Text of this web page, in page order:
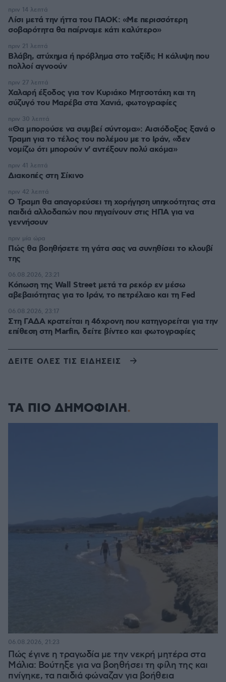
Λίσι μετά την ήττα του ΠΑΟΚ: «Με περισσότερη
σοβαρότητα θα παίρναμε κάτι καλύτερο»
πριν 14 λεπτά
Βλάβη, ατύχημα ή πρόβλημα στο ταξίδι; Η κάλυψη που
πολλοί αγνοούν
πριν 21 λεπτά
Χαλαρή έξοδος για τον Κυριάκο Μητσοτάκη και τη
σύζυγό του Μαρέβα στα Χανιά, φωτογραφίες
πριν 27 λεπτά
«Θα μπορούσε να συμβεί σύντομα»: Αισιόδοξος ξανά ο
Τραμπ για το τέλος του πολέμου με το Ιράν, «δεν
νομίζω ότι μπορούν ν' αντέξουν πολύ ακόμα»
πριν 30 λεπτά
Διακοπές στη Σίκινο
πριν 41 λεπτά
Ο Τραμπ θα απαγορεύσει τη χορήγηση υπηκοότητας στα
παιδιά αλλοδαπών που πηγαίνουν στις ΗΠΑ για να
γεννήσουν
πριν 42 λεπτά
Πώς θα βοηθήσετε τη γάτα σας να συνηθίσει το κλουβί
της
πριν μία ώρα
Κόπωση της Wall Street μετά τα ρεκόρ εν μέσω
αβεβαιότητας για το Ιράν, το πετρέλαιο και τη Fed
06.08.2026, 23:21
Στη ΓΑΔΑ κρατείται η 46χρονη που κατηγορείται για την
επίθεση στη Marfin, δείτε βίντεο και φωτογραφίες
06.08.2026, 23:17
ΔΕΙΤΕ ΟΛΕΣ ΤΙΣ ΕΙΔΗΣΕΙΣ
ΤΑ ΠΙΟ ΔΗΜΟΦΙΛΗ
Πώς έγινε η τραγωδία με την νεκρή μητέρα στα
Μάλια: Βούτηξε για να βοηθήσει τη φίλη της και
πνίγηκε, τα παιδιά φώναζαν για βοήθεια
06.08.2026, 21:23